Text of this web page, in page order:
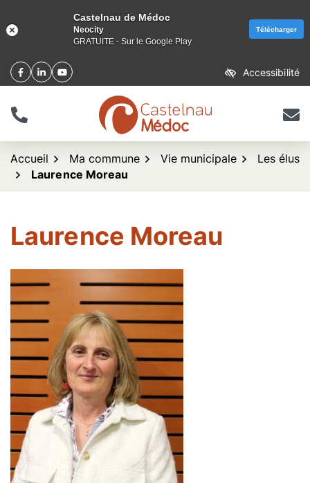
Aller
au
Facebook
(ouverture dans un nouvel onglet)
Linkedin
(ouverture dans un nouvel onglet)
YouTube
(ouverture dans un nouvel onglet) Accessibilité
Tél. logo Castelnau de
Accueil Ma commune Vie municipale
Les élus
Laurence Moreau
Laurence Moreau
Castelnau de Médoc
Neocity
GRATUITE - Sur le Google Play
Télécharger